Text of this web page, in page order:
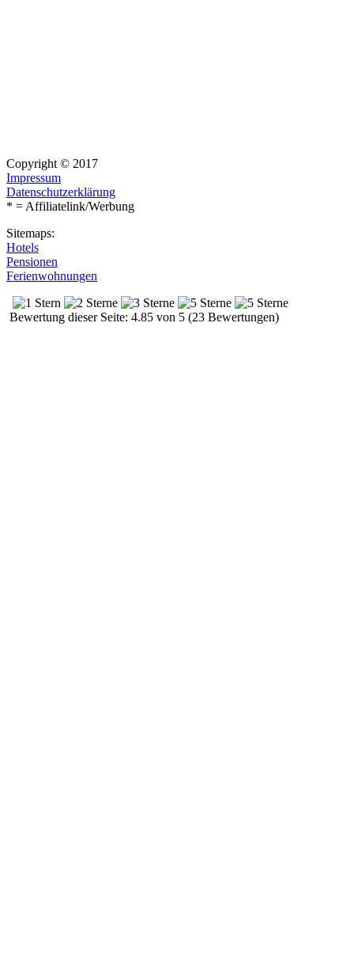
Copyright © 2017
Impressum
Datenschutzerklärung
* = Affiliatelink/Werbung
Sitemaps:
Hotels
Pensionen
Ferienwohnungen
Bewertung dieser Seite: 4.85 von 5 (23 Bewertungen)